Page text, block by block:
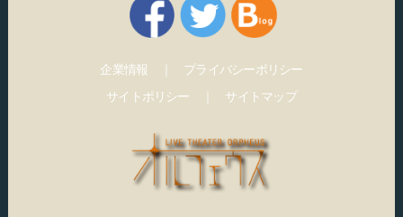
企業情報
プライバシーポリシー
サイトポリシー
サイトマップ